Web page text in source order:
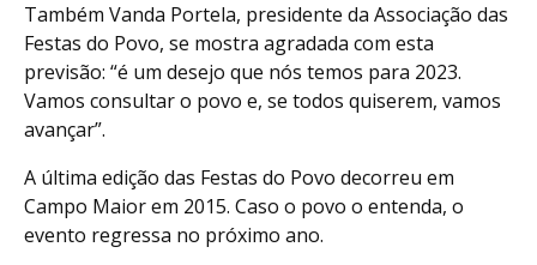
Também Vanda Portela, presidente da Associação das
Festas do Povo, se mostra agradada com esta
previsão: “é um desejo que nós temos para 2023.
Vamos consultar o povo e, se todos quiserem, vamos
avançar”.
A última edição das Festas do Povo decorreu em
Campo Maior em 2015. Caso o povo o entenda, o
evento regressa no próximo ano.